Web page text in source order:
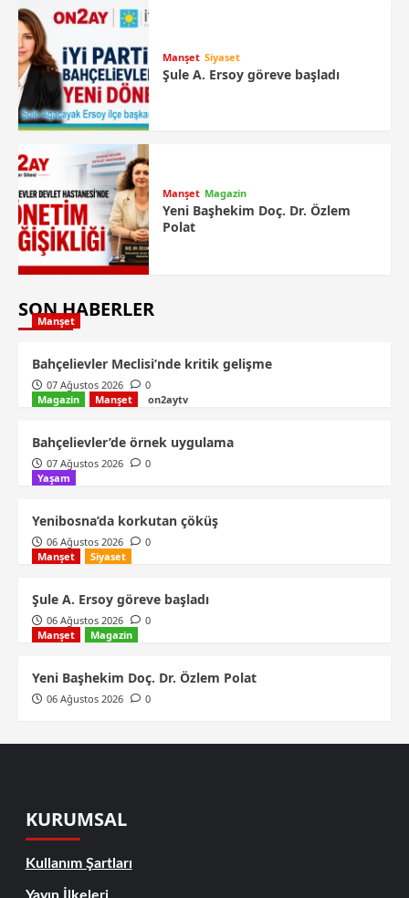
Manşet Siyaset
Şule A. Ersoy göreve başladı
Manşet Magazin
Yeni Başhekim Doç. Dr. Özlem
Polat
SON HABERLER
Manşet
Bahçelievler Meclisi’nde kritik gelişme
07 Ağustos 2026
0
Magazin
Manşet on2aytv
Bahçelievler’de örnek uygulama
07 Ağustos 2026
0
Yaşam
Yenibosna’da korkutan çöküş
06 Ağustos 2026
0
Manşet
Siyaset
Şule A. Ersoy göreve başladı
06 Ağustos 2026
0
Manşet
Magazin
Yeni Başhekim Doç. Dr. Özlem Polat
06 Ağustos 2026 0
KURUMSAL
Kullanım Şartları
Yayın İlkeleri